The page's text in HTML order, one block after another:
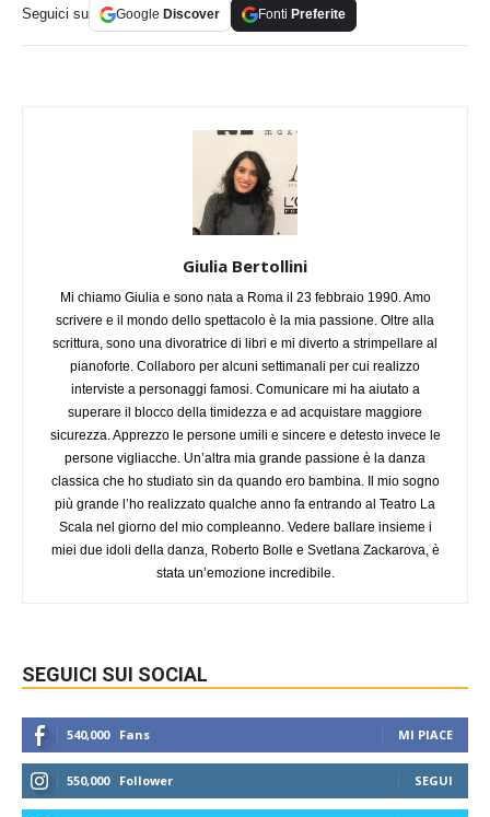
Seguici su Google Discover Fonti Preferite
Giulia Bertollini
Mi chiamo Giulia e sono nata a Roma il 23 febbraio 1990. Amo
scrivere e il mondo dello spettacolo è la mia passione. Oltre alla
scrittura, sono una divoratrice di libri e mi diverto a strimpellare al
pianoforte. Collaboro per alcuni settimanali per cui realizzo
interviste a personaggi famosi. Comunicare mi ha aiutato a
superare il blocco della timidezza e ad acquistare maggiore
sicurezza. Apprezzo le persone umili e sincere e detesto invece le
persone vigliacche. Un’altra mia grande passione è la danza
classica che ho studiato sin da quando ero bambina. Il mio sogno
più grande l’ho realizzato qualche anno fa entrando al Teatro La
Scala nel giorno del mio compleanno. Vedere ballare insieme i
miei due idoli della danza, Roberto Bolle e Svetlana Zackarova, è
stata un’emozione incredibile.
SEGUICI SUI SOCIAL
540,000 Fans MI PIACE
550,000 Follower SEGUI